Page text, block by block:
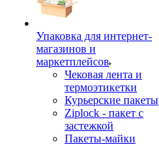
Упаковка для интернет-
магазинов и
маркетплейсов
Чековая лента и
термоэтикетки
Курьерские пакеты
Ziplock - пакет с
застежкой
Пакеты-майки